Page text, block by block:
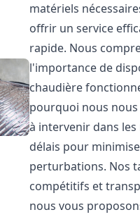
matériels
offrir un service
rapide. Nous
l'importance de
chaudière
pourquoi nous
à intervenir dans
délais pour
perturbations. Nos
compétitifs et
nous vous